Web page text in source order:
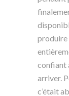
produire
confiant
arriver.
c’était